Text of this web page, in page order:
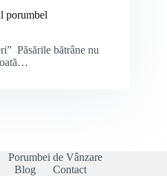
porumbel
Păsările bătrâne nu
Porumbei de Vânzare
Blog Contact